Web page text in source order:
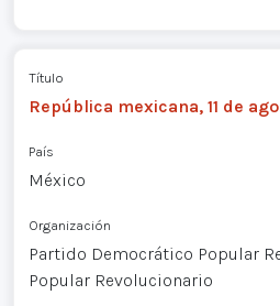
Título
República mexicana, 11 de
País
México
Organización
Partido Democrático Popular
Popular Revolucionario